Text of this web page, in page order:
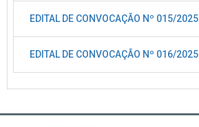
EDITAL DE CONVOCAÇÃO Nº 015/2025
EDITAL DE CONVOCAÇÃO Nº 016/2025